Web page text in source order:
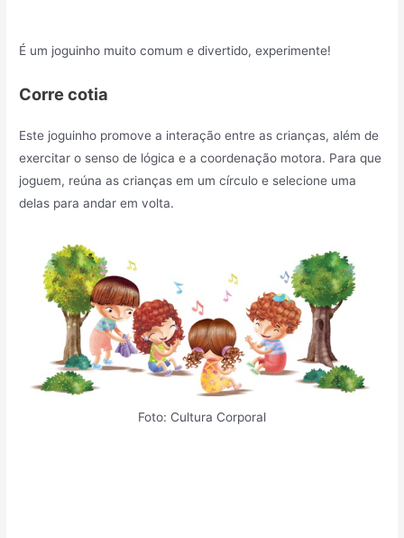
É um joguinho muito comum e divertido, experimente!
Corre cotia
Este joguinho promove a interação entre as crianças, além de
exercitar o senso de lógica e a coordenação motora. Para que
joguem, reúna as crianças em um círculo e selecione uma
delas para andar em volta.
Foto: Cultura Corporal